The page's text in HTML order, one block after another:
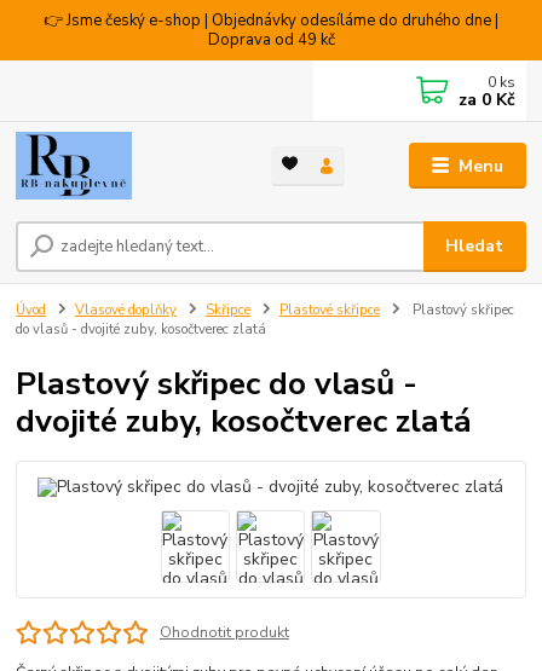
👉 Jsme český e-shop | Objednávky odesíláme do druhého dne |
Doprava od 49 kč
Menu
Hledat
0 ks
za 0 Kč
Úvod Vlasové doplňky Skřipce Plastové skřipce
Plastový skřipec
do vlasů - dvojité zuby, kosočtverec zlatá
Plastový skřipec do vlasů -
dvojité zuby, kosočtverec zlatá
Ohodnotit produkt